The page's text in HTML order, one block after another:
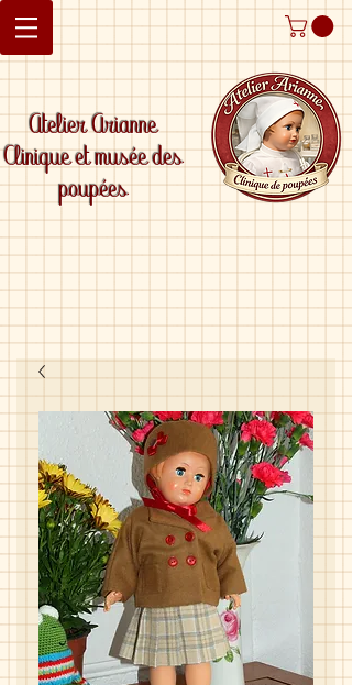
Atelier Arianne
Clinique et musée des
poupées